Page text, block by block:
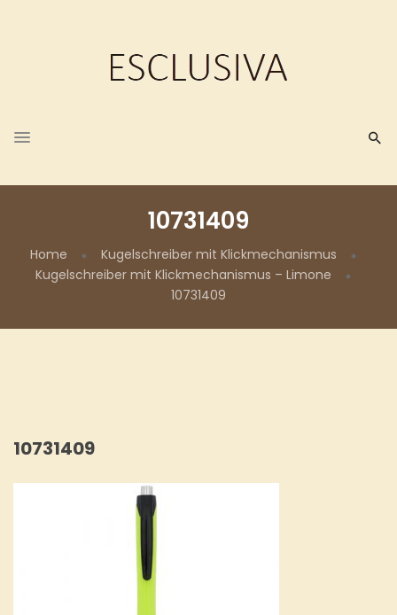
10731409
Home
Kugelschreiber mit Klickmechanismus
Kugelschreiber mit Klickmechanismus – Limone
10731409
10731409